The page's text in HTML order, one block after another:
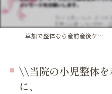
草加で整体なら産前産後ケア専門 かおりビューティサロン
\\当院の小児整体を
に、